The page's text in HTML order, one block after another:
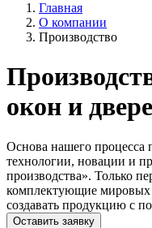
Главная
О компании
Производство
окон и
Основа нашего процесса
технологии, новации и
производства». Только
комплектующие мировых
создавать продукцию с
Оставить заявку